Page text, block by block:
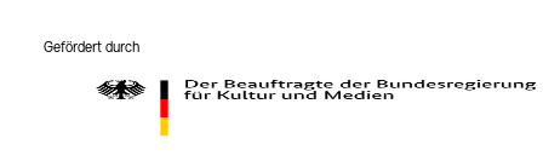
Gefördert durch